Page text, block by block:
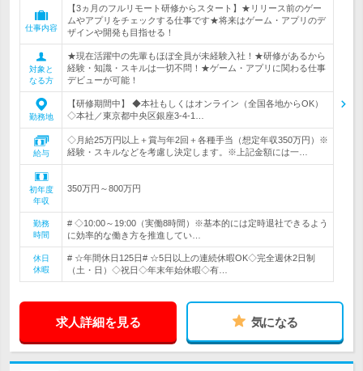
仕事内容
【3ヵ月のフルリモート研修からスタート】★リリース前のゲー
ムやアプリをチェックする仕事です★将来はゲーム・アプリのデ
ザインや開発も目指せる！
対象と
なる方
★現在活躍中の先輩もほぼ全員が未経験入社！★研修があるから
経験・知識・スキルは一切不問！★ゲーム・アプリに関わる仕事
デビューが可能！
勤務地
【研修期間中】 ◆本社もしくはオンライン（全国各地からOK）
◇本社／東京都中央区銀座3-4-1…
給与
◇月給25万円以上＋賞与年2回＋各種手当（想定年収350万円）※
経験・スキルなどを考慮し決定します。※上記金額には一…
初年度
年収
350万円～800万円
勤務
時間
# ◇10:00～19:00（実働8時間）※基本的には定時退社できるよう
に効率的な働き方を推進してい…
休日
休暇
# ☆年間休日125日# ☆5日以上の連続休暇OK◇完全週休2日制
（土・日）◇祝日◇年末年始休暇◇有…
求人詳細を見る 気になる